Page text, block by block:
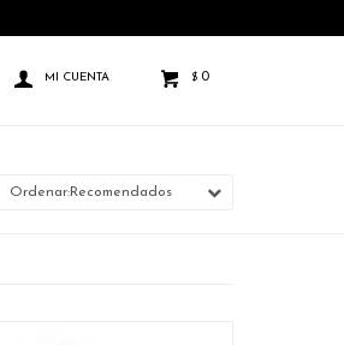
$ 0
Recomendados